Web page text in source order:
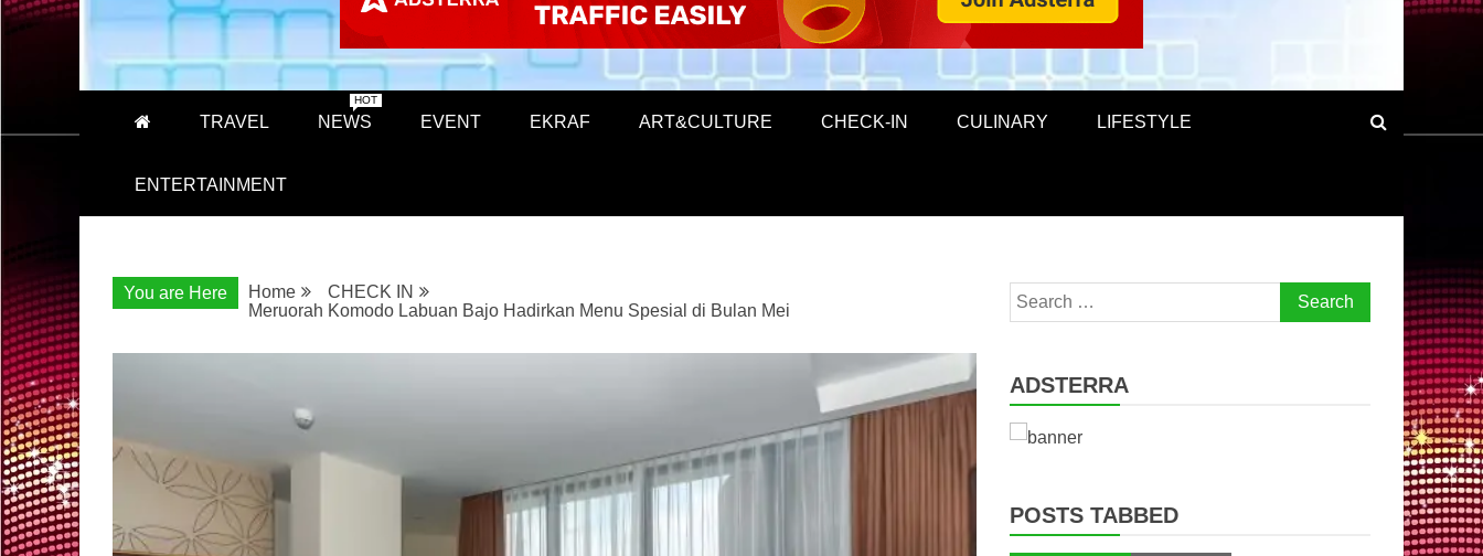
TRAVEL NEWS
HOT
EVENT EKRAF ART&CULTURE CHECK-IN CULINARY LIFESTYLE
ENTERTAINMENT
You are Here Home
CHECK IN
Meruorah Komodo Labuan Bajo Hadirkan Menu Spesial di Bulan Mei
Search
for:
ADSTERRA
POSTS TABBED